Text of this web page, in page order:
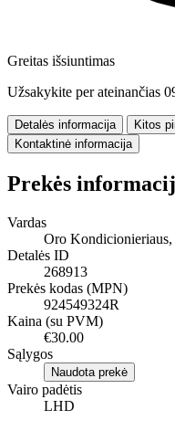
Greitas išsiuntimas
Užsakykite per ateinančias
Detalės informacija
Kitos
Kontaktinė informacija
Prekės
Vardas
Oro Kondicionieriaus,
Detalės ID
268913
Prekės kodas (MPN)
924549324R
Kaina (su PVM)
€30.00
Sąlygos
Naudota prekė
Vairo padėtis
LHD